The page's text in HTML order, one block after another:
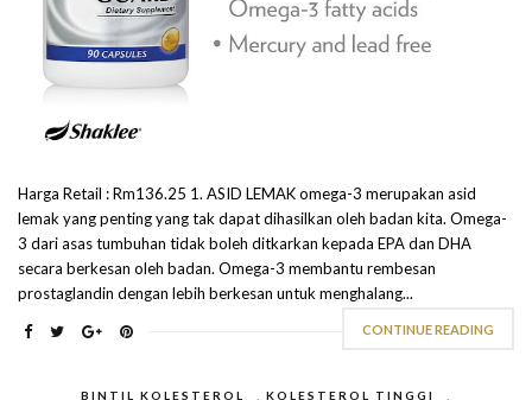
Harga Retail : Rm136.25 1. ASID LEMAK omega-3 merupakan asid
lemak yang penting yang tak dapat dihasilkan oleh badan kita. Omega-
3 dari asas tumbuhan tidak boleh ditkarkan kepada EPA dan DHA
secara berkesan oleh badan. Omega-3 membantu rembesan
prostaglandin dengan lebih berkesan untuk menghalang...
CONTINUE READING
BINTIL KOLESTEROL KOLESTEROL TINGGI